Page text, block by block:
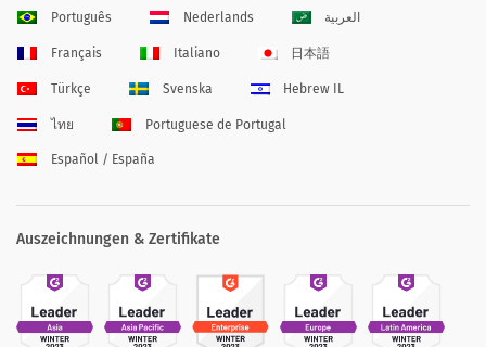
Português Nederlands العربية
Français Italiano 日本語
Türkçe Svenska Hebrew IL
ไทย Portuguese de Portugal
Español / España
Auszeichnungen & Zertifikate